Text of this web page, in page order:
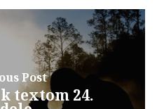
Post
textom 24.